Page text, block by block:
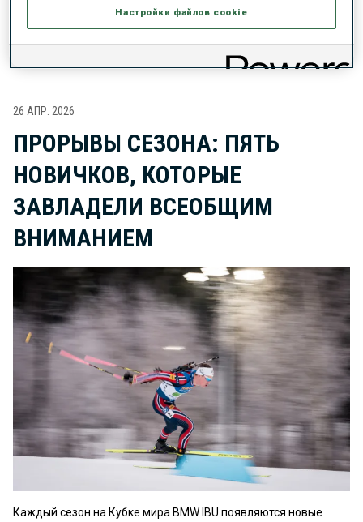
ПОСЛЕДНИЕ НОВОСТИ
26 АПР. 2026
ПРОРЫВЫ СЕЗОНА: ПЯТЬ
НОВИЧКОВ, КОТОРЫЕ
ЗАВЛАДЕЛИ ВСЕОБЩИМ
ВНИМАНИЕМ
Каждый сезон на Кубке мира BMW IBU появляются новые
Настройки файлов cookie